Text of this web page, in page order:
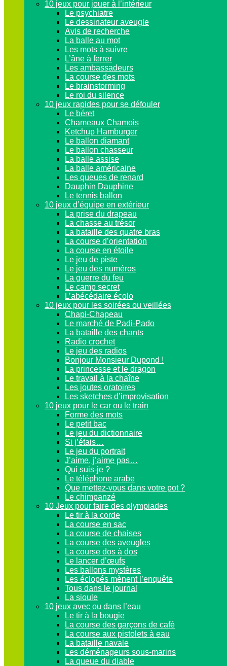
10 jeux pour jouer à l’intérieur
Le psychiatre
Le dessinateur aveugle
Avis de recherche
La balle au mot
Les mots à suivre
L’âne à ferrer
Les ambassadeurs
La course des mots
Le brainstorming
Le roi du silence
10 jeux rapides pour se défouler
Le béret
Chameaux Chamois
Ketchup Hamburger
Le ballon diamant
Le ballon chasseur
La balle assise
La balle américaine
Les queues de renard
Dauphin Dauphine
Le tennis ballon
10 jeux d’équipe en extérieur
La prise du drapeau
La chasse au trésor
La bataille des quatre bras
La course d’orientation
La course en étoile
Le jeu de piste
Le jeu des numéros
La guerre du feu
Le camp secret
L’abécédaire écolo
10 jeux pour les soirées ou veillées
Chapi-Chapeau
Le marché de Padi-Pado
La bataille des chants
Radio crochet
Le jeu des radios
Bonjour Monsieur Dupond !
La princesse et le dragon
Le travail à la chaîne
Les joutes oratoires
Les sketches d’improvisation
10 jeux pour le car ou le train
Forme des mots
Le petit bac
Le jeu du dictionnaire
Si j’étais…
Le jeu du portrait
J’aime, j’aime pas…
Qui suis-je ?
Le téléphone arabe
Que mettez-vous dans votre pot ?
Le chimpanzé
10 Jeux pour faire des olympiades
Le tir à la corde
La course en sac
La course de chaises
La course des aveugles
La course dos à dos
Le lancer d’œufs
Les ballons mystères
Les éclopés mènent l’enquête
Tous dans le journal
La sioule
10 jeux avec ou dans l’eau
Le tir à la bougie
La course des garçons de café
La course aux pistolets à eau
La bataille navale
Les déménageurs sous-marins
La queue du diable